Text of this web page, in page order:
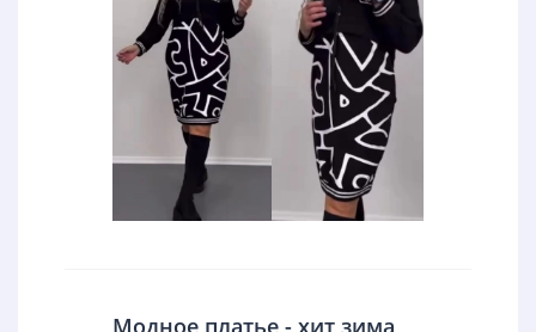
Модное платье - хит зима